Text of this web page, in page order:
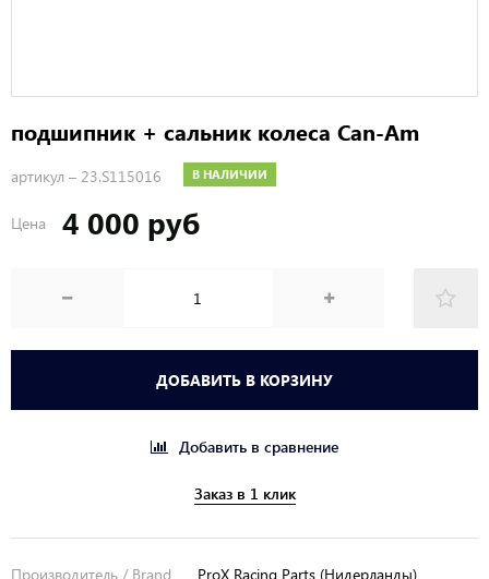
подшипник + сальник колеса Can-Am
артикул – 23.S115016 В НАЛИЧИИ
Цена 4 000 руб
ДОБАВИТЬ В КОРЗИНУ
Добавить в сравнение
Заказ в 1 клик
Производитель / Brand ProX Racing Parts (Нидерланды)